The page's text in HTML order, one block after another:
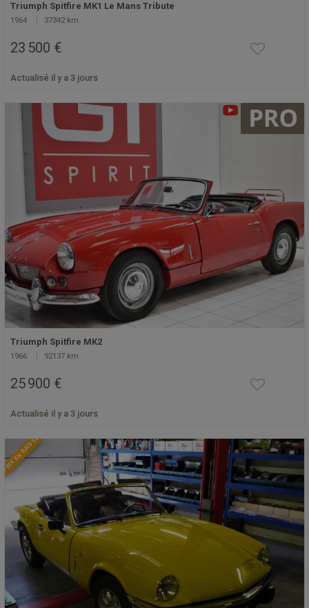
Triumph Spitfire MK1 Le Mans Tribute
1964 37342 km
23 500 €
Actualisé il y a 3 jours
Triumph Spitfire MK2
1966 92137 km
25 900 €
Actualisé il y a 3 jours
PRIX EN BAISSE